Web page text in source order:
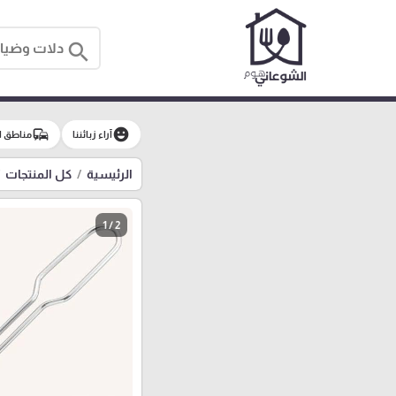
search
emoji_emotionsآراء زبائننا commuteمناطق
الرئيسية كل المنتجات
1 / 2